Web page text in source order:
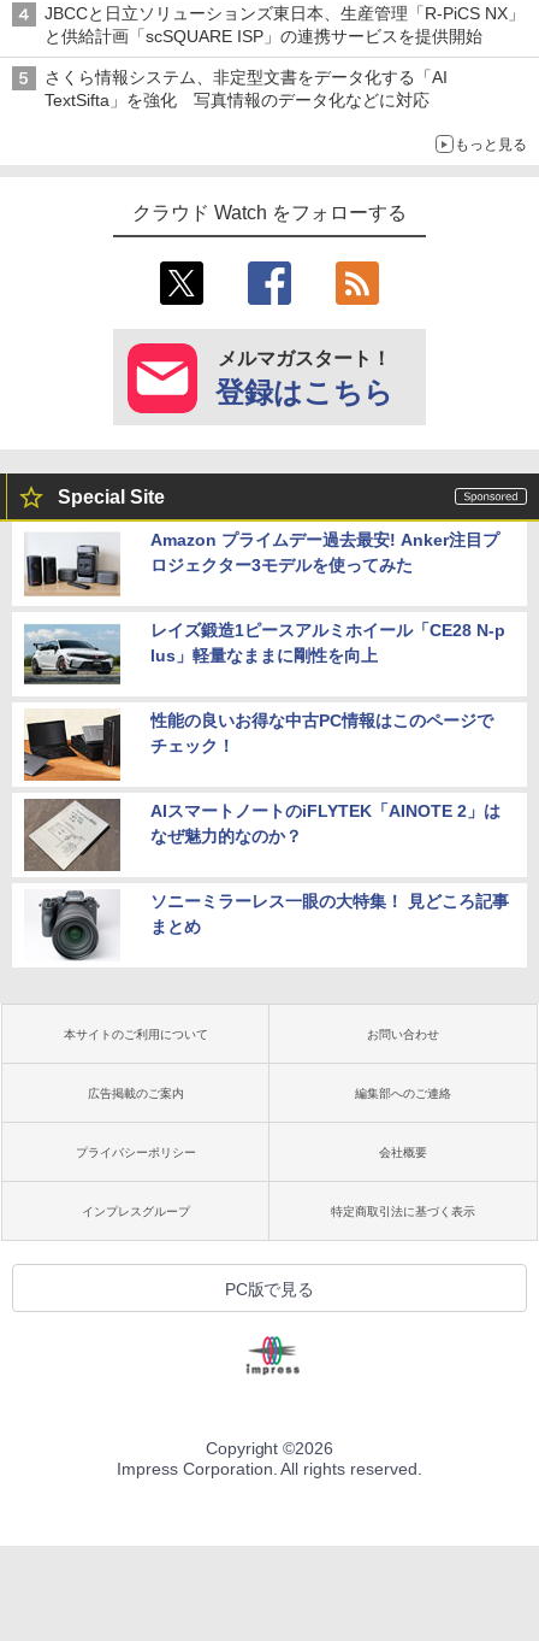
JBCCと日立ソリューションズ東日本、生産管理「R-PiCS NX」
と供給計画「scSQUARE ISP」の連携サービスを提供開始
さくら情報システム、非定型文書をデータ化する「AI
TextSifta」を強化 写真情報のデータ化などに対応
もっと見る
クラウド Watch をフォローする
メルマガスタート！
登録はこちら
Special Site
Amazon プライムデー過去最安! Anker注目プ
ロジェクター3モデルを使ってみた
レイズ鍛造1ピースアルミホイール「CE28 N-p
lus」軽量なままに剛性を向上
性能の良いお得な中古PC情報はこのページで
チェック！
AIスマートノートのiFLYTEK「AINOTE 2」は
なぜ魅力的なのか？
ソニーミラーレス一眼の大特集！ 見どころ記事
まとめ
本サイトのご利用について お問い合わせ
広告掲載のご案内 編集部へのご連絡
プライバシーポリシー 会社概要
インプレスグループ 特定商取引法に基づく表示
PC版で見る
Copyright ©2026
Impress Corporation. All rights reserved.